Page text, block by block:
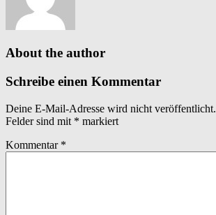
About the author
Schreibe einen Kommentar
Deine E-Mail-Adresse wird nicht veröffentlicht.
Felder sind mit * markiert
Kommentar *